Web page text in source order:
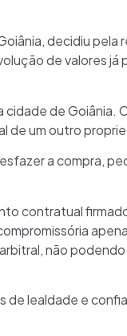
decidiu pela
de valores já
cidade de Goiânia.
de um outro
a compra,
contratual
não
de lealdade e